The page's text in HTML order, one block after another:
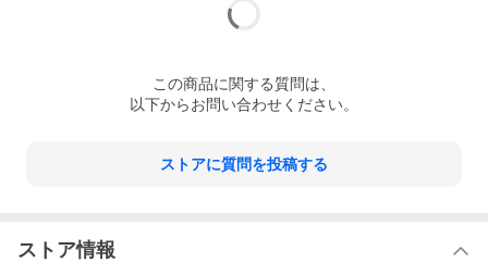
この商品に関する質問は、
以下からお問い合わせください。
ストアに質問を投稿する
ストア情報